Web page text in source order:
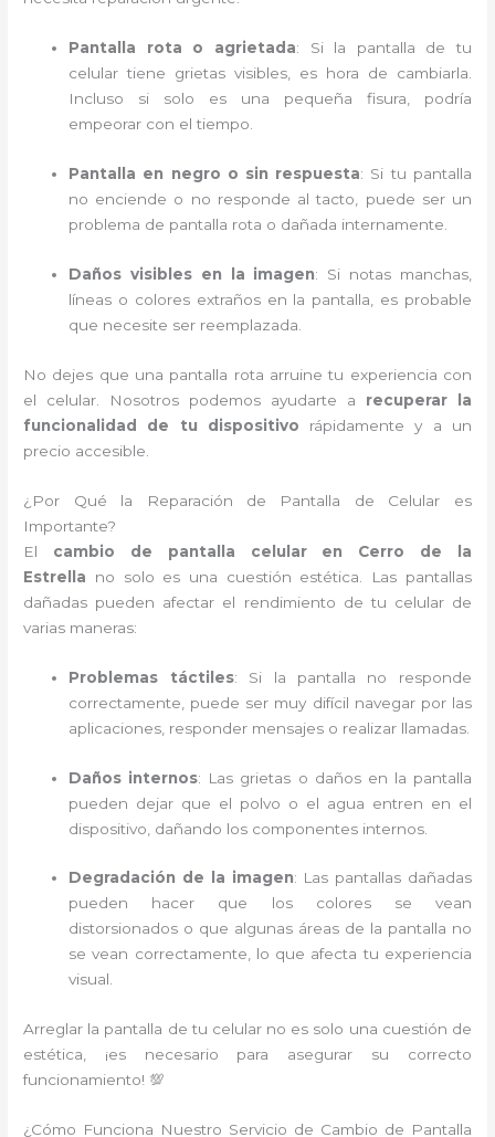
Pantalla rota o agrietada: Si la pantalla de tu
celular tiene grietas visibles, es hora de cambiarla.
Incluso si solo es una pequeña fisura, podría
empeorar con el tiempo.
Pantalla en negro o sin respuesta: Si tu pantalla
no enciende o no responde al tacto, puede ser un
problema de pantalla rota o dañada internamente.
Daños visibles en la imagen: Si notas manchas,
líneas o colores extraños en la pantalla, es probable
que necesite ser reemplazada.
No dejes que una pantalla rota arruine tu experiencia con
el celular. Nosotros podemos ayudarte a recuperar la
funcionalidad de tu dispositivo rápidamente y a un
precio accesible.
¿Por Qué la Reparación de Pantalla de Celular es
Importante?
El cambio de pantalla celular en Cerro de la
Estrella no solo es una cuestión estética. Las pantallas
dañadas pueden afectar el rendimiento de tu celular de
varias maneras:
Problemas táctiles: Si la pantalla no responde
correctamente, puede ser muy difícil navegar por las
aplicaciones, responder mensajes o realizar llamadas.
Daños internos: Las grietas o daños en la pantalla
pueden dejar que el polvo o el agua entren en el
dispositivo, dañando los componentes internos.
Degradación de la imagen: Las pantallas dañadas
pueden hacer que los colores se vean
distorsionados o que algunas áreas de la pantalla no
se vean correctamente, lo que afecta tu experiencia
visual.
Arreglar la pantalla de tu celular no es solo una cuestión de
estética, ¡es necesario para asegurar su correcto
funcionamiento! 💯
¿Cómo Funciona Nuestro Servicio de Cambio de Pantalla